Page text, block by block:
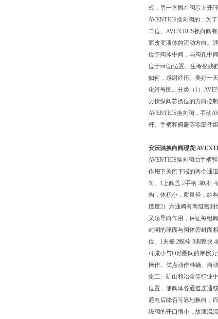
式，另一方面在阀芯上开
AVENTICS换向阀的：为
二位。AVENTICS换向阀
而改变液体的流动方向。
位于阀体中间，与阀孔中
位于zui边位置。生命很残
如何，感谢经历。美好一
化符号图。分类（1）
力操纵阀芯换位的方向控
AVENTICS换向阀，手动
杆、手柄和阀盖等零部件
安沃驰换向阀现货
AVENTICS换向阀由手柄
作用下关闭下端的两个通
向。1上阀盖 2手柄 3阀杆
构，体积小，质量轻，结
糙度2）六通阀有两组密
又起导向作用，保证每组
封圈的球面与阀体密封面
位。1夹板 2螺栓 3调整块
可减小与O形圈间的摩擦
操作。优点动作准确、自
化工、矿山和冶金等行业
位置，使阀体各通道连通
通电后能否可靠地换向，
磁阀的开口很小，故液流